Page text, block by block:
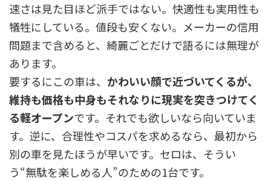
速さは見た目ほど派手ではない。快適性も実用性も
犠牲にしている。値段も安くない。メーカーの信用
問題まで含めると、綺麗ごとだけで語るには無理が
あります。
要するにこの車は、 かわいい顔で近づいてくるが、
維持も価格も中身もそれなりに現実を突きつけてく
る軽オープンです。それでも欲しいなら向いていま
す。逆に、合理性やコスパを求めるなら、最初から
別の車を見たほうが早いです。セロは、そうい
う“無駄を楽しめる人”のための1台です。